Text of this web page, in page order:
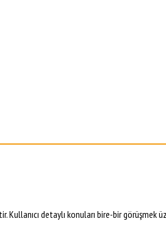
detaylı konuları bire-bir görüşmek